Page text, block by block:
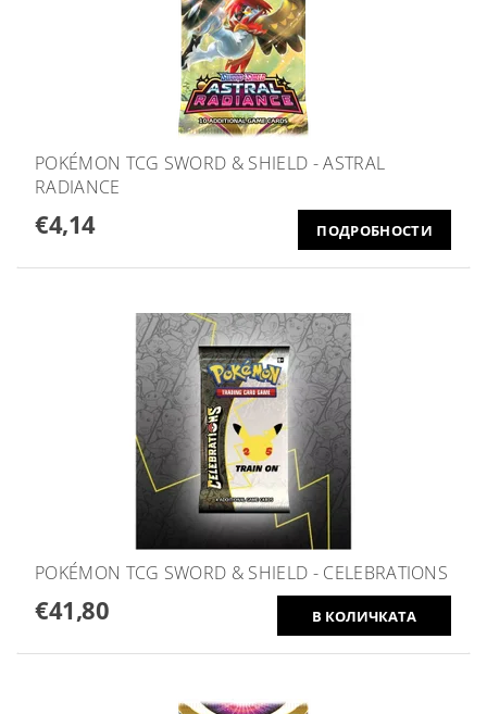
POKÉMON TCG SWORD & SHIELD - ASTRAL
RADIANCE
€4,14 ПОДРОБНОСТИ
POKÉMON TCG SWORD & SHIELD - CELEBRATIONS
€41,80